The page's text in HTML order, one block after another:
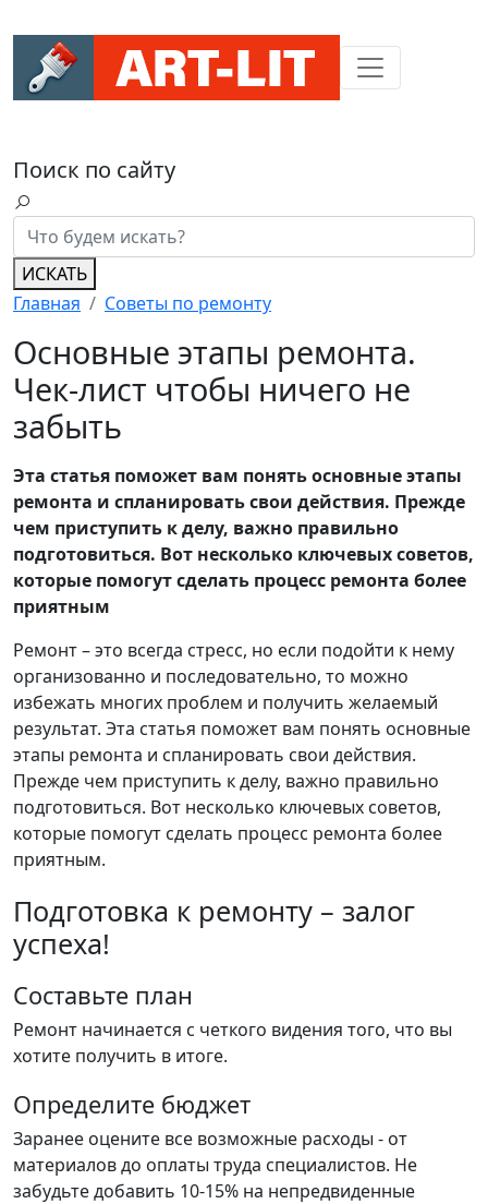
Поиск по сайту
ИСКАТЬ
Главная
Советы по ремонту
Основные этапы ремонта.
Чек-лист чтобы ничего не
забыть
Эта статья поможет вам понять основные этапы
ремонта и спланировать свои действия. Прежде
чем приступить к делу, важно правильно
подготовиться. Вот несколько ключевых советов,
которые помогут сделать процесс ремонта более
приятным
Ремонт – это всегда стресс, но если подойти к нему
организованно и последовательно, то можно
избежать многих проблем и получить желаемый
результат. Эта статья поможет вам понять основные
этапы ремонта и спланировать свои действия.
Прежде чем приступить к делу, важно правильно
подготовиться. Вот несколько ключевых советов,
которые помогут сделать процесс ремонта более
приятным.
Подготовка к ремонту – залог
успеха!
Составьте план
Ремонт начинается с четкого видения того, что вы
хотите получить в итоге.
Определите бюджет
Заранее оцените все возможные расходы - от
материалов до оплаты труда специалистов. Не
забудьте добавить 10-15% на непредвиденные